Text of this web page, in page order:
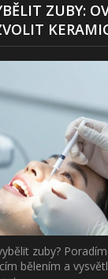
ZUBY:
zuby?
bělením a